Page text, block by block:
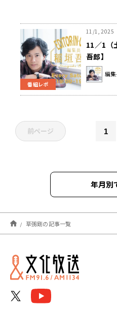
番組レポ
11/1, 2025
11／1（
吾郎】
編
前ページ
年月別
2026年07月
2026年06月
2026年05月
草彅剛の記事一覧